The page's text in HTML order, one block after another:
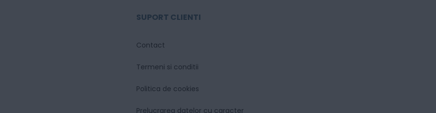
SUPORT CLIENTI
Contact
Termeni si conditii
Politica de cookies
Prelucrarea datelor cu caracter